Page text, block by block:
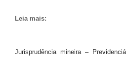
Leia mais:
Jurisprudência mineira –